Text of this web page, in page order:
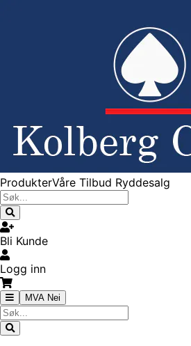
ProdukterVåre Tilbud Ryddesalg
Bli Kunde
Logg inn
MVA Nei